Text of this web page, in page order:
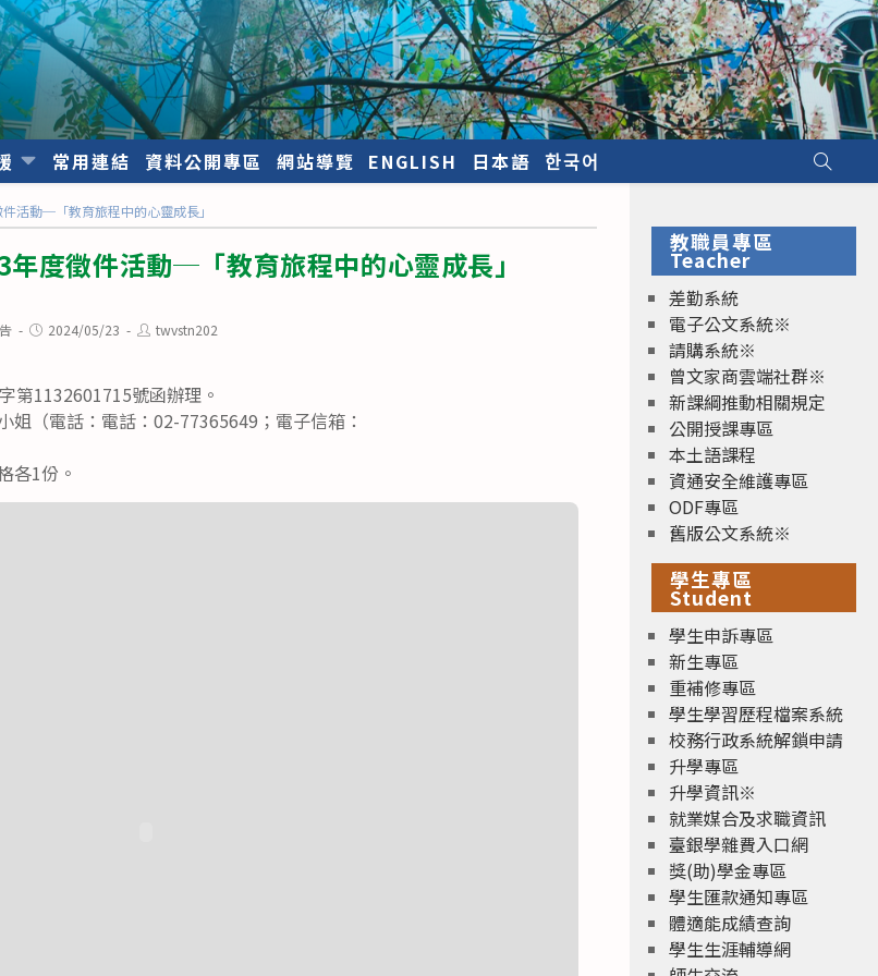
常用連結 資料公開專區 網站導覽 ENGLISH 日本語 한국어
活動─「教育旅程中的心靈成長」
度徵件活動─「教育旅程中的心靈成長」
Post2024/05/23
Posttwvstn202
第1132601715號函辦理。
姐（電話：電話：02-77365649；電子信箱：
各1份。
教職員專區
Teacher
差勤系統
電子公文系統※
請購系統※
曾文家商雲端社群※
新課綱推動相關規定
公開授課專區
本土語課程
資通安全維護專區
ODF專區
舊版公文系統※
學生專區
Student
學生申訴專區
新生專區
重補修專區
學生學習歷程檔案系統
校務行政系統解鎖申請
升學專區
升學資訊※
就業媒合及求職資訊
臺銀學雜費入口網
獎(助)學金專區
學生匯款通知專區
體適能成績查詢
學生生涯輔導網